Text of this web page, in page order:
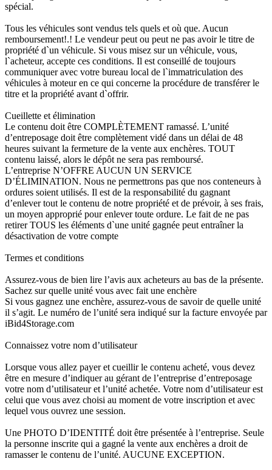
spécial.
Tous les véhicules sont vendus tels quels et où que. Aucun
remboursement!.! Le vendeur peut ou peut ne pas avoir le titre de
propriété d`un véhicule. Si vous misez sur un véhicule, vous,
l`acheteur, accepte ces conditions. Il est conseillé de toujours
communiquer avec votre bureau local de l`immatriculation des
véhicules à moteur en ce qui concerne la procédure de transférer le
titre et la propriété avant d`offrir.
Cueillette et élimination
Le contenu doit être COMPLÈTEMENT ramassé. L’unité
d’entreposage doit être complètement vidé dans un délai de 48
heures suivant la fermeture de la vente aux enchères. TOUT
contenu laissé, alors le dépôt ne sera pas remboursé.
L’entreprise N’OFFRE AUCUN UN SERVICE
D’ÉLIMINATION. Nous ne permettrons pas que nos conteneurs à
ordures soient utilisés. Il est de la responsabilité du gagnant
d’enlever tout le contenu de notre propriété et de prévoir, à ses frais,
un moyen approprié pour enlever toute ordure. Le fait de ne pas
retirer TOUS les éléments d`une unité gagnée peut entraîner la
désactivation de votre compte
Termes et conditions
Assurez-vous de bien lire l’avis aux acheteurs au bas de la présente.
Sachez sur quelle unité vous avec fait une enchère
Si vous gagnez une enchère, assurez-vous de savoir de quelle unité
il s’agit. Le numéro de l’unité sera indiqué sur la facture envoyée par
iBid4Storage.com
Connaissez votre nom d’utilisateur
Lorsque vous allez payer et cueillir le contenu acheté, vous devez
être en mesure d’indiquer au gérant de l’entreprise d’entreposage
votre nom d’utilisateur et l’unité achetée. Votre nom d’utilisateur est
celui que vous avez choisi au moment de votre inscription et avec
lequel vous ouvrez une session.
Une PHOTO D’IDENTITÉ doit être présentée à l’entreprise. Seule
la personne inscrite qui a gagné la vente aux enchères a droit de
ramasser le contenu de l’unité. AUCUNE EXCEPTION.